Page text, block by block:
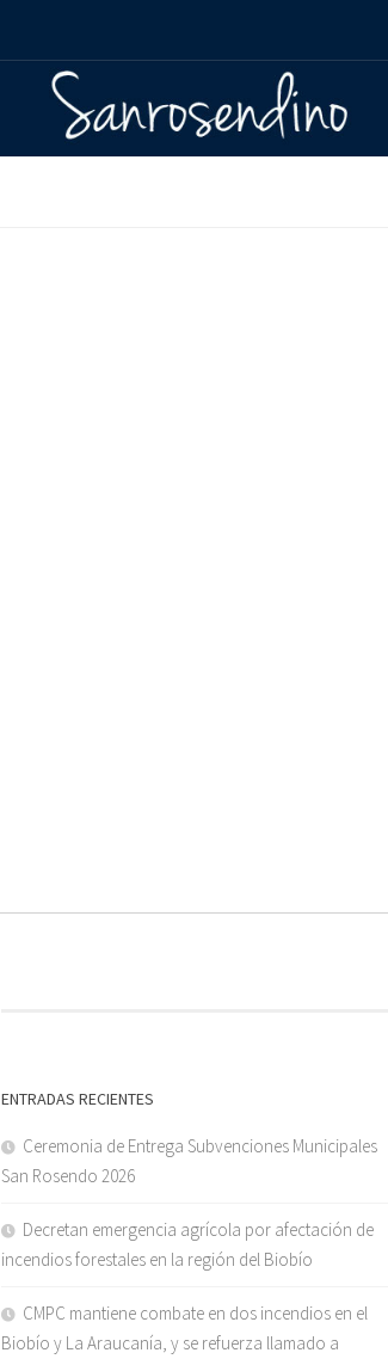
ENTRADAS RECIENTES
Ceremonia de Entrega Subvenciones Municipales
San Rosendo 2026
Decretan emergencia agrícola por afectación de
incendios forestales en la región del Biobío
CMPC mantiene combate en dos incendios en el
Biobío y La Araucanía, y se refuerza llamado a